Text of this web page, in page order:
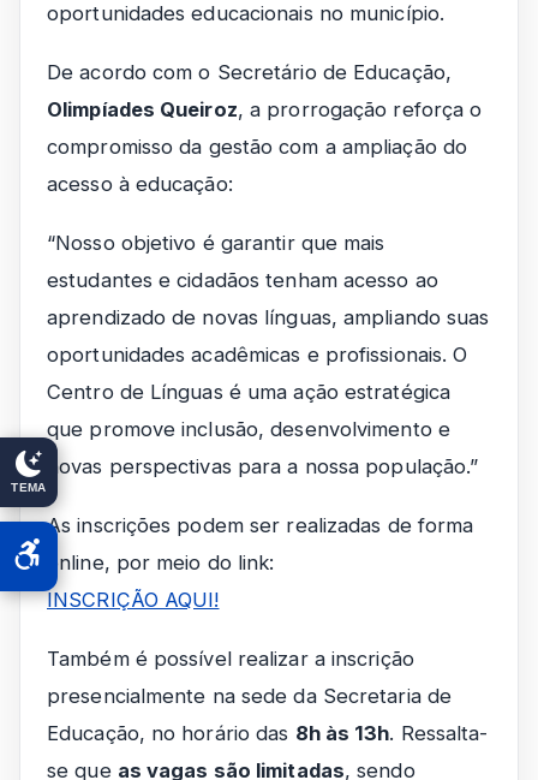
TEMA
oportunidades educacionais no município.
De acordo com o Secretário de Educação,
Olimpíades Queiroz, a prorrogação reforça o
compromisso da gestão com a ampliação do
acesso à educação:
“Nosso objetivo é garantir que mais
estudantes e cidadãos tenham acesso ao
aprendizado de novas línguas, ampliando suas
oportunidades acadêmicas e profissionais. O
Centro de Línguas é uma ação estratégica
que promove inclusão, desenvolvimento e
novas perspectivas para a nossa população.”
As inscrições podem ser realizadas de forma
online, por meio do link:
INSCRIÇÃO AQUI!
Também é possível realizar a inscrição
presencialmente na sede da Secretaria de
Educação, no horário das 8h às 13h. Ressalta-
se que as vagas são limitadas, sendo